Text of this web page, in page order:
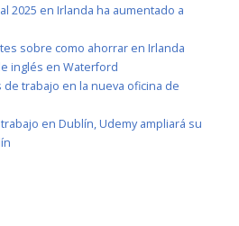
2025 en Irlanda ha aumentado a
sobre como ahorrar en Irlanda
inglés en Waterford
de trabajo en la nueva oficina de
en Dublín, Udemy ampliará su